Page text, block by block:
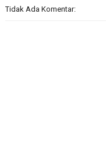
Tidak Ada Komentar: